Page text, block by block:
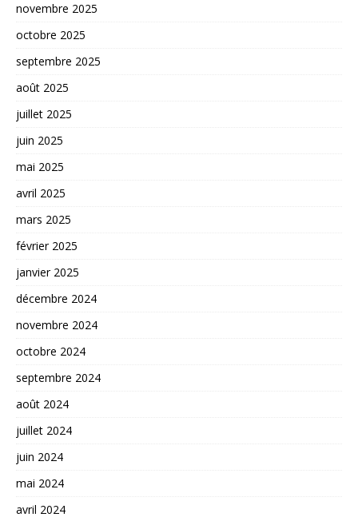
novembre 2025
octobre 2025
septembre 2025
août 2025
juillet 2025
juin 2025
mai 2025
avril 2025
mars 2025
février 2025
janvier 2025
décembre 2024
novembre 2024
octobre 2024
septembre 2024
août 2024
juillet 2024
juin 2024
mai 2024
avril 2024